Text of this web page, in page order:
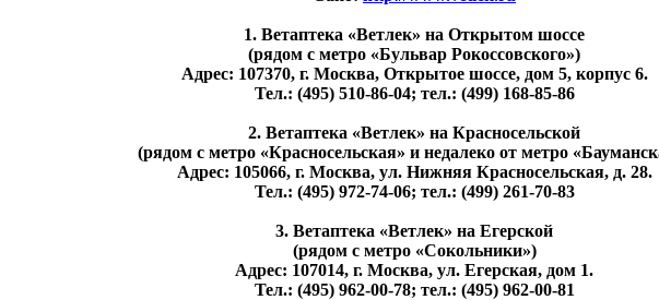
1. Ветаптека «Ветлек» на Открытом шоссе
(рядом с метро «Бульвар Рокоссовского»)
Адрес: 107370, г. Москва, Открытое шоссе, дом 5, корпус 6.
Тел.: (495) 510-86-04; тел.: (499) 168-85-86
2. Ветаптека «Ветлек» на Красносельской
(рядом с метро «Красносельская» и недалеко от метро
Адрес: 105066, г. Москва, ул. Нижняя Красносельская, д. 28.
Тел.: (495) 972-74-06; тел.: (499) 261-70-83
3. Ветаптека «Ветлек» на Егерской
(рядом с метро «Сокольники»)
Адрес: 107014, г. Москва, ул. Егерская, дом 1.
Тел.: (495) 962-00-78; тел.: (495) 962-00-81